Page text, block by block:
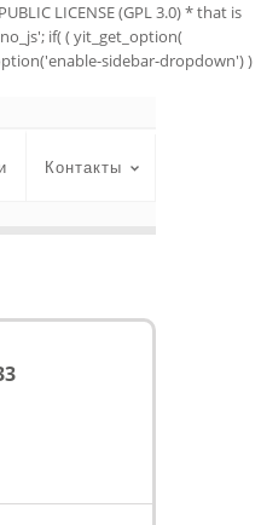
LICENSE (GPL 3.0) * that is
if( ( yit_get_option(
sidebar-dropdown') )
Контакты